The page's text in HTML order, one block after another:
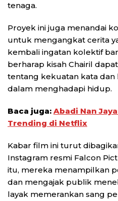
tenaga.
Proyek ini juga menandai
untuk mengangkat cerita
kembali ingatan kolektif
berharap kisah Chairil
tentang kekuatan kata dan
dalam menghadapi hidup.
Baca juga: Abadi Nan
Trending di Netflix
Kabar film ini turut
Instagram resmi Falcon
itu, mereka menampilkan
dan mengajak publik
layak memerankan sang